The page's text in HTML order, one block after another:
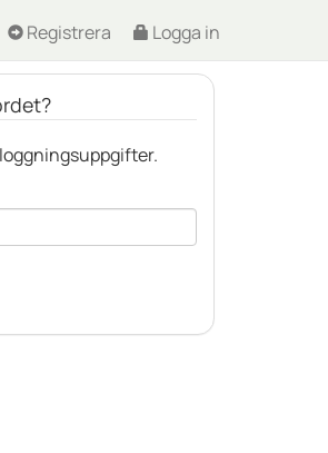
Registrera Logga in